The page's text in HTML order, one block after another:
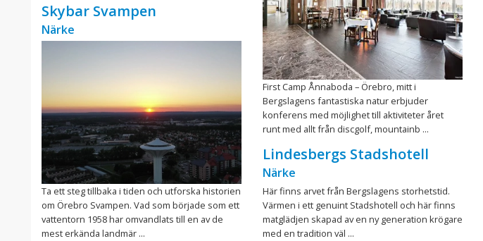
Skybar Svampen
Närke
Ta ett steg tillbaka i tiden och utforska historien
om Örebro Svampen. Vad som började som ett
vattentorn 1958 har omvandlats till en av de
mest erkända landmär ...
First Camp Ånnaboda – Örebro, mitt i
Bergslagens fantastiska natur erbjuder
konferens med möjlighet till aktiviteter året
runt med allt från discgolf, mountainb ...
Lindesbergs Stadshotell
Närke
Här finns arvet från Bergslagens storhetstid.
Värmen i ett genuint Stadshotell och här finns
matglädjen skapad av en ny generation krögare
med en tradition väl ...